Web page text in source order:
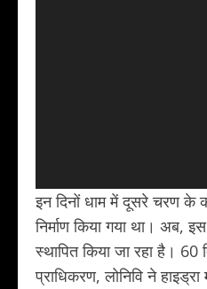
इन दिनों धाम में दूसरे चरण के
निर्माण किया गया था। अब,
स्थापित किया जा रहा है।
प्राधिकरण, लोनिवि ने